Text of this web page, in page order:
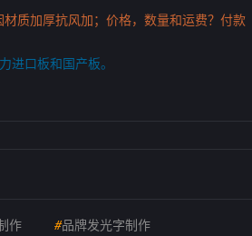
质加厚抗风加；价格，数量和运费？付款
口板和国产板。
作 #品牌发光字制作